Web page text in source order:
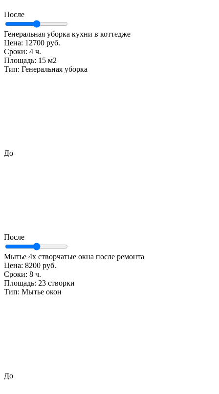
После
Генеральная уборка кухни в коттедже
Цена: 12700 руб.
Сроки: 4 ч.
Площадь: 15 м2
Тип: Генеральная уборка
До
После
Мытье 4х створчатые окна после ремонта
Цена: 8200 руб.
Сроки: 8 ч.
Площадь: 23 створки
Тип: Мытье окон
До